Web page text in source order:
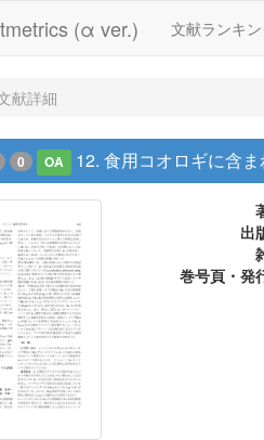
(α ver.) 文献ランキ
献詳細
0 OA 12. 食用コオロギに含
出
巻号頁・発